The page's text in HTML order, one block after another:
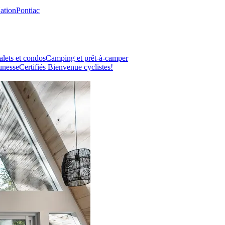
Pontiac
et condosCamping et prêt-à-camper
Certifiés Bienvenue cyclistes!